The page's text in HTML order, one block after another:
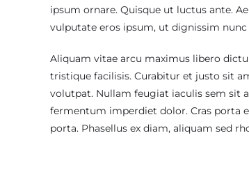
ipsum ornare. Quisque ut luctus ante.
vulputate eros ipsum, ut dignissim
Aliquam vitae arcu maximus libero
tristique facilisis. Curabitur et justo sit
volutpat. Nullam feugiat iaculis sem sit
fermentum imperdiet dolor. Cras porta
porta. Phasellus ex diam, aliquam sed